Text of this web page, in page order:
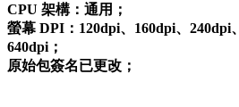
CPU 架構：通用；
螢幕 DPI：120dpi、160dpi、240dpi
640dpi；
原始包簽名已更改；